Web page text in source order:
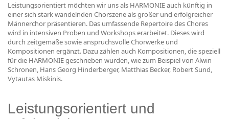
Leistungsorientiert möchten wir uns als HARMONIE auch künftig in
einer sich stark wandelnden Chorszene als großer und erfolgreicher
Männerchor präsentieren. Das umfassende Repertoire des Chores
wird in intensiven Proben und Workshops erarbeitet. Dieses wird
durch zeitgemäße sowie anspruchsvolle Chorwerke und
Kompositionen ergänzt. Dazu zählen auch Kompositionen, die speziell
für die HARMONIE geschrieben wurden, wie zum Beispiel von Alwin
Schronen, Hans Georg Hinderberger, Matthias Becker, Robert Sund,
Vytautas Miskinis.
Leistungsorientiert und